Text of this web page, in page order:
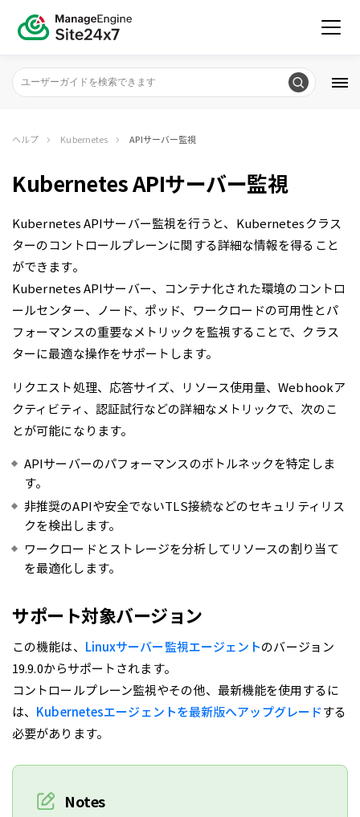
ヘルプ Kubernetes APIサーバー監視
Kubernetes APIサーバー監視
Kubernetes APIサーバー監視を行うと、Kubernetesクラス
ターのコントロールプレーンに関する詳細な情報を得ること
ができます。
Kubernetes APIサーバー、コンテナ化された環境のコントロ
ールセンター、ノード、ポッド、ワークロードの可用性とパ
フォーマンスの重要なメトリックを監視することで、クラス
ターに最適な操作をサポートします。
リクエスト処理、応答サイズ、リソース使用量、Webhookア
クティビティ、認証試行などの詳細なメトリックで、次のこ
とが可能になります。
APIサーバーのパフォーマンスのボトルネックを特定しま
す。
非推奨のAPIや安全でないTLS接続などのセキュリティリス
クを検出します。
ワークロードとストレージを分析してリソースの割り当て
を最適化します。
サポート対象バージョン
この機能は、 Linuxサーバー監視エージェントのバージョン
19.9.0からサポートされます。
コントロールプレーン監視やその他、最新機能を使用するに
は、 Kubernetesエージェントを最新版へアップグレードする
必要があります。
Notes